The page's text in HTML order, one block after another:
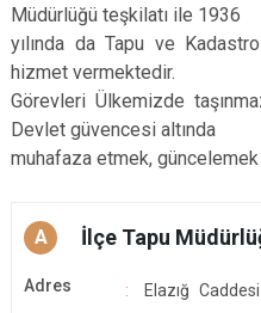
Ergani
Hani
Hazro
Müdürlüğü teşkilatı ile 1936
yılında da Tapu ve
hizmet vermektedir.
Görevleri Ülkemizde
Devlet güvencesi altında
muhafaza etmek,
A İlçe Tapu
Adres
Elazığ